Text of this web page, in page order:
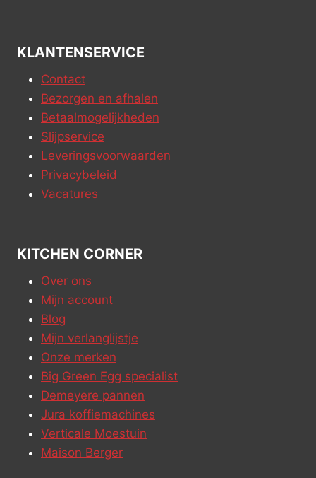
KLANTENSERVICE
Contact
Bezorgen en afhalen
Betaalmogelijkheden
Slijpservice
Leveringsvoorwaarden
Privacybeleid
Vacatures
KITCHEN CORNER
Over ons
Mijn account
Blog
Mijn verlanglijstje
Onze merken
Big Green Egg specialist
Demeyere pannen
Jura koffiemachines
Verticale Moestuin
Maison Berger